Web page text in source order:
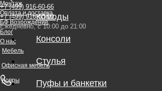
Ежедневно, с 10:00 до 21:00
Монтаж
Оплата и доставка
БФ Возрождение
Блог
О нас
Мебель
Офисная мебель
Ковры
Комоды
Консоли
Стулья
Пуфы и банкетки